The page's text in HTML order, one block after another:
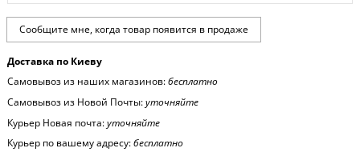
Доставка по Киеву
Самовывоз из наших магазинов:бесплатно
Самовывоз из Новой Почты:уточняйте
Курьер Новая почта:уточняйте
Курьер по вашему адресу:бесплатно